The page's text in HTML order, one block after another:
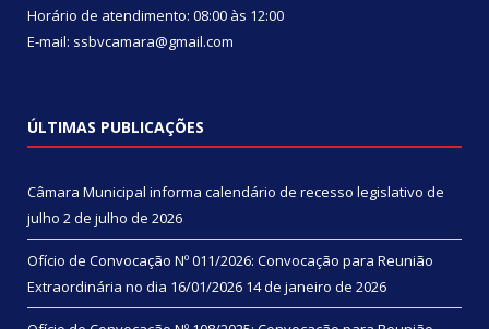
Horário de atendimento: 08:00 às 12:00
E-mail: ssbvcamara@gmail.com
ÚLTIMAS PUBLICAÇÕES
Câmara Municipal informa calendário de recesso legislativo de
julho 2 de julho de 2026
Ofício de Convocação Nº 011/2026: Convocação para Reunião
Extraordinária no dia 16/01/2026 14 de janeiro de 2026